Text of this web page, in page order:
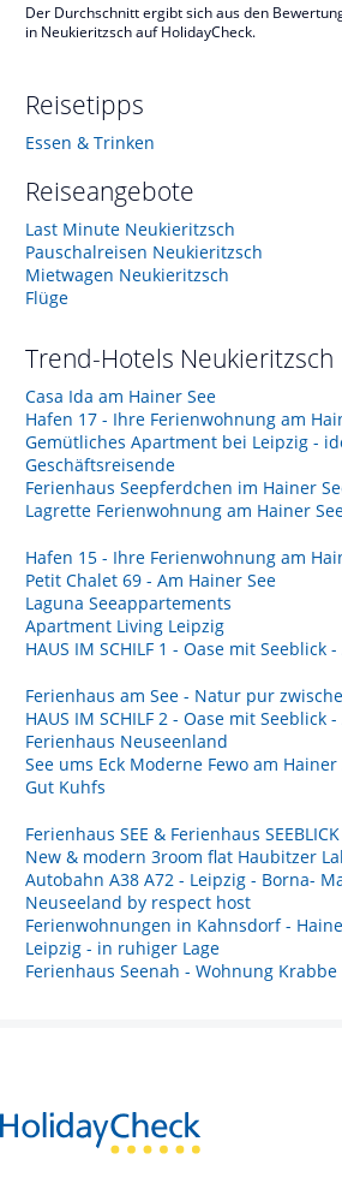
Der Durchschnitt ergibt sich aus den
in Neukieritzsch auf HolidayCheck.
Reisetipps
Essen & Trinken
Reiseangebote
Last Minute Neukieritzsch
Pauschalreisen Neukieritzsch
Mietwagen Neukieritzsch
Flüge
Trend-Hotels Neukieritzsch
Casa Ida am Hainer See
Hafen 17 - Ihre Ferienwohnung am
Gemütliches Apartment bei Leipzig -
Geschäftsreisende
Ferienhaus Seepferdchen im Hainer
Lagrette Ferienwohnung am Hainer
Hafen 15 - Ihre Ferienwohnung am
Petit Chalet 69 - Am Hainer See
Laguna Seeappartements
Apartment Living Leipzig
HAUS IM SCHILF 1 - Oase mit Seeblick
Ferienhaus am See - Natur pur
HAUS IM SCHILF 2 - Oase mit Seeblick
Ferienhaus Neuseenland
See ums Eck Moderne Fewo am Hainer
Gut Kuhfs
Ferienhaus SEE & Ferienhaus SEEBLICK
New & modern 3room flat Haubitzer
Autobahn A38 A72 - Leipzig - Borna-
Neuseeland by respect host
Ferienwohnungen in Kahnsdorf -
Leipzig - in ruhiger Lage
Ferienhaus Seenah - Wohnung Krabbe